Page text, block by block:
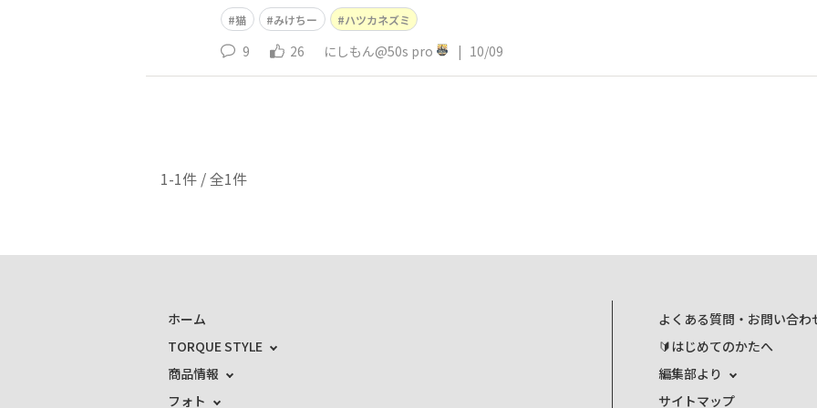
猫 みけちー ハツカネズミ
9 26 にしもん@50s pro | 10/09
1-1件 / 全1件
ホーム
TORQUE STYLE
商品情報
フォト
よくある質問・お問い合わ
🔰はじめてのかたへ
編集部より
サイトマップ